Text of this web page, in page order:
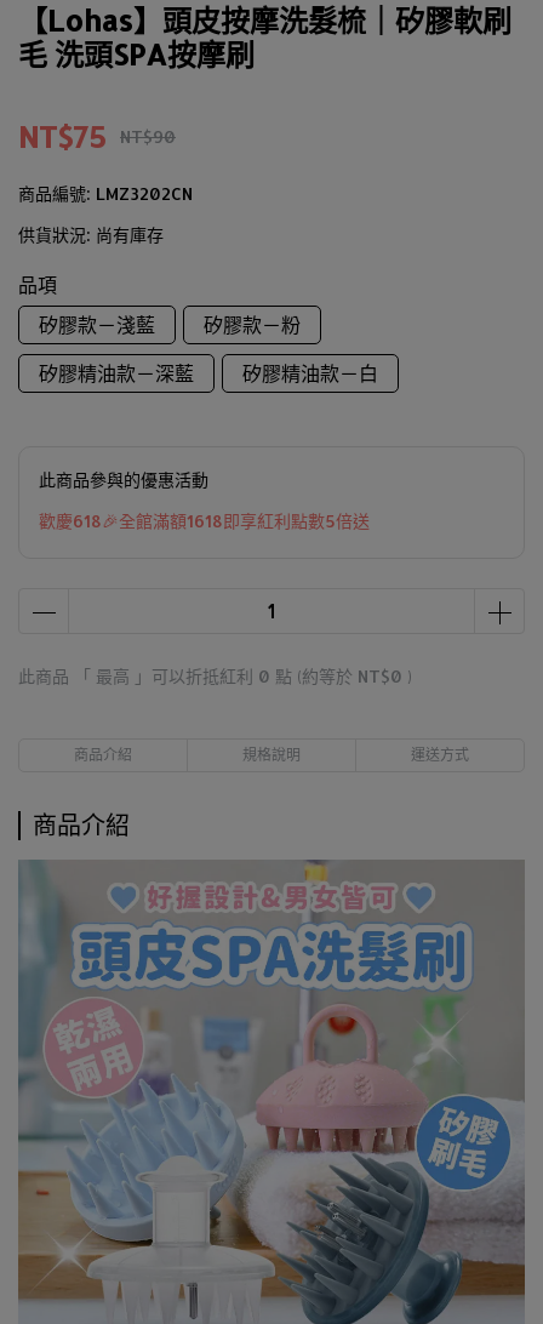
【Lohas】頭皮按摩洗髮梳｜矽膠軟刷
毛 洗頭SPA按摩刷
NT$75 NT$90
商品編號: LMZ3202CN
供貨狀況: 尚有庫存
品項
矽膠款－淺藍
矽膠款－粉
矽膠精油款－深藍
矽膠精油款－白
此商品參與的優惠活動
歡慶618🎉全館滿額1618即享紅利點數5倍送
此商品 「 最高 」可以折抵紅利 0 點 (約等於 NT$0 )
商品介紹 規格說明 運送方式
商品介紹